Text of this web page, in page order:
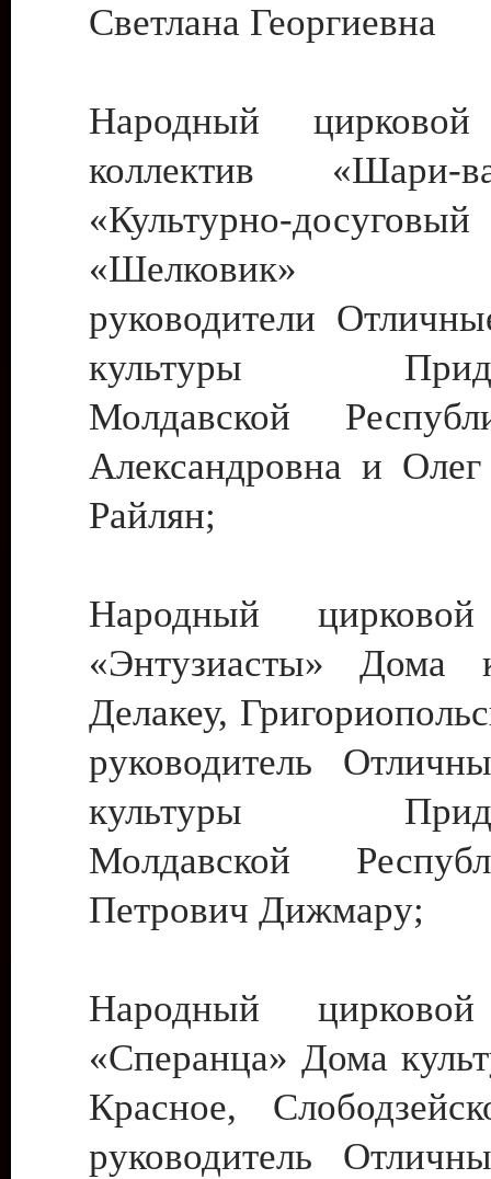
Светлана Георгиевна
Народный цирковой
коллектив
«Культурно-
«Шелковик»
руководители
культуры
Молдавской
Александровна и
Райлян;
Народный цирковой
«Энтузиасты» Дома
Делакеу,
руководитель
культуры
Молдавской
Петрович Дижмару;
Народный цирковой
«Сперанца» Дома
Красное,
руководитель